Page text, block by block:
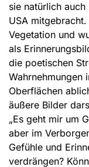
sie natürlich
USA
Vegetation und
als
die poetischen
Wahrnehmungen
Oberflächen
äußere Bilder
„Es geht mir um
aber im
Gefühle und
verdrängen?